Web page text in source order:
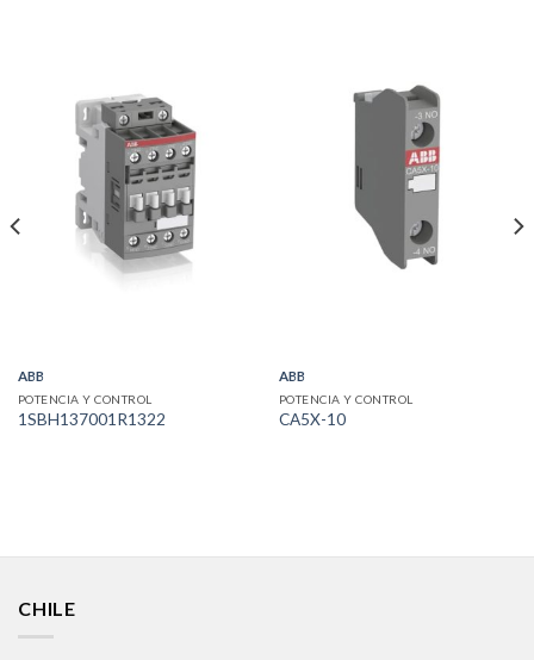
ABB
POTENCIA Y CONTROL
1SBH137001R1322
ABB
POTENCIA Y CONTROL
CA5X-10
CHILE